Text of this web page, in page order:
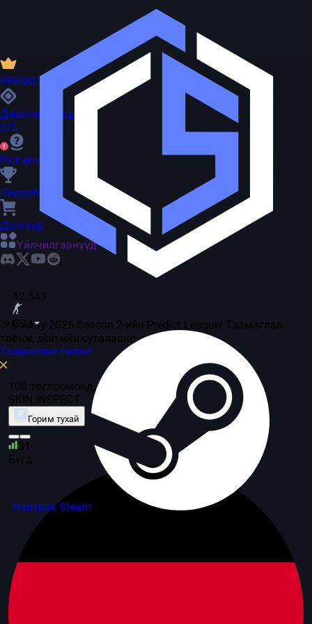
12 543
CS2
Нэвтрэх Steam
PREMIUM
Даалгаварууд
0/5
Pick'em
Лидерборд
Дэлгүүр
Үйлчилгээнүүд
🎉Bounty 2026 Season 2-ийн Predict League! Таамаглал
тавьж, skin-ийн сугалаанд оролцоорой.
Таамаглал тавих!
108 тоглоомонд, 10 серверүүд
SKIN INSPECT
Горим тухай
31
Бүгд